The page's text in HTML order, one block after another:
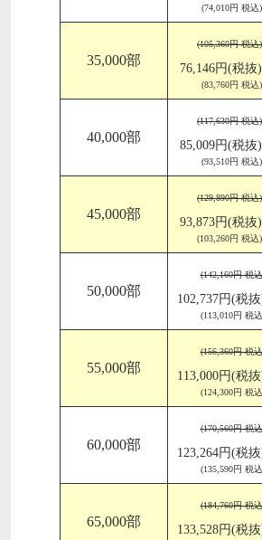
(74,010円 税込)
35,000部
(105,360円 税込)
76,146円(税抜)
(83,760円 税込)
40,000部
(117,630円 税込)
85,009円(税抜)
(93,510円 税込)
45,000部
(129,890円 税込)
93,873円(税抜)
(103,260円 税込)
50,000部
(142,160円 税
102,737円(税
(113,010円 税
55,000部
(156,360円 税
113,000円(税
(124,300円 税
60,000部
(170,560円 税
123,264円(税
(135,590円 税
65,000部
(184,760円 税
133,528円(税